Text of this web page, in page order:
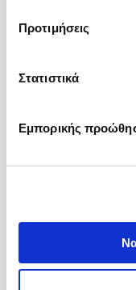
παραχωρήσει ή τις
την από μέρους
Προτιμήσεις
Στατιστικά
Εμπορικής
Πακέτο